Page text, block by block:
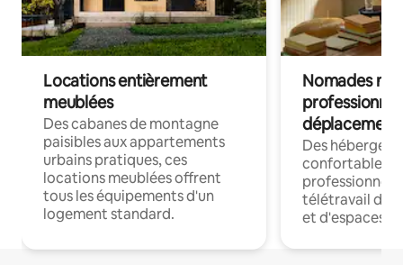
Locations entièrement
meublées
Des cabanes de montagne
paisibles aux appartements
urbains pratiques, ces
locations meublées offrent
tous les équipements d'un
logement standard.
Nomades
déplacement
Des
confortables
professionnels
télétravail
et d'espaces